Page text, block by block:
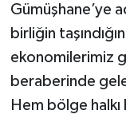
Gümüşhane’ye
birliğin
ekonomilerimiz
beraberinde
Hem bölge halkı